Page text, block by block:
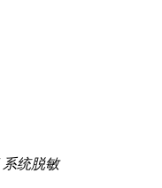
系统脱敏